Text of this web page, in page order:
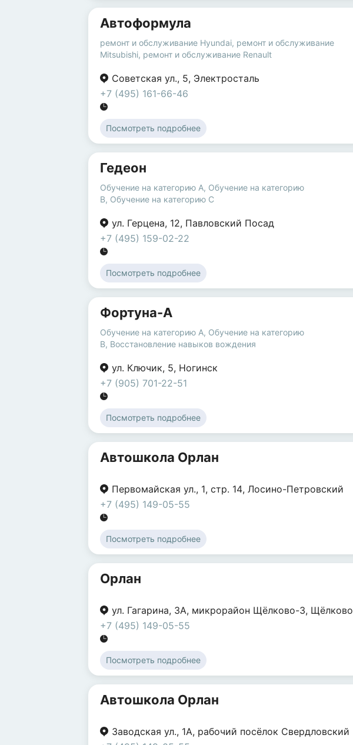
Автоформула
ремонт и обслуживание Hyundai, ремонт и обслуживание
Mitsubishi, ремонт и обслуживание Renault
Советская ул., 5, Электросталь
+7 (495) 161-66-46
Посмотреть подробнее
Гедеон
Обучение на категорию A, Обучение на категорию
B, Обучение на категорию C
ул. Герцена, 12, Павловский Посад
+7 (495) 159-02-22
Посмотреть подробнее
Фортуна-А
Обучение на категорию A, Обучение на категорию
B, Восстановление навыков вождения
ул. Ключик, 5, Ногинск
+7 (905) 701-22-51
Посмотреть подробнее
Автошкола Орлан
Первомайская ул., 1, стр. 14, Лосино-Петровский
+7 (495) 149-05-55
Посмотреть подробнее
Орлан
ул. Гагарина, 3А, микрорайон Щёлково-3, Щёлково
+7 (495) 149-05-55
Посмотреть подробнее
Автошкола Орлан
Заводская ул., 1А, рабочий посёлок Свердловский